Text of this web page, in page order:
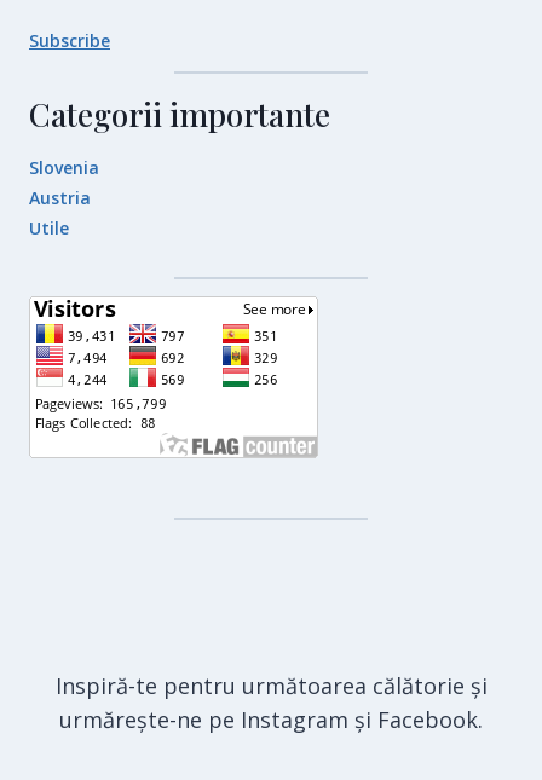
Subscribe
Categorii importante
Slovenia
Austria
Utile
Inspiră-te pentru următoarea călătorie și
urmărește-ne pe Instagram și Facebook.